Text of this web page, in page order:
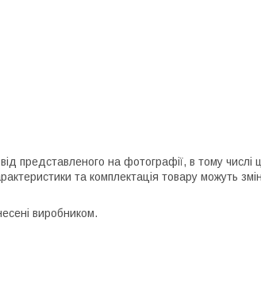
представленого на фотографії, в тому числі
та комплектація товару можуть
виробником.